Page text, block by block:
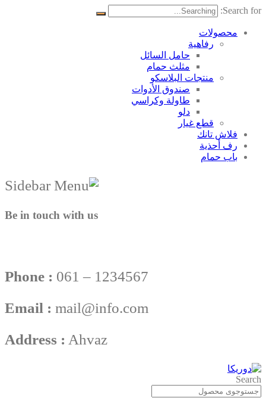
Search for:
محصولات
رفاهية
حامل السائل
مثلث حمام
منتجات البلاسکو
صندوق الأدوات
طاولة وكراسي
دلو
قطع غيار
فلاش تانك
رف أحذية
باب حمام
Be in touch with us
Phone : 061 – 1234567
Email : mail@info.com
Address : Ahvaz
Search